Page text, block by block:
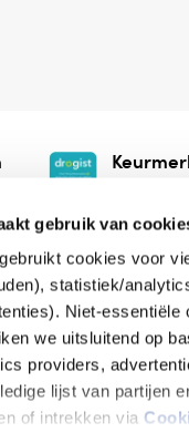
gebruik van
cookies voor
statistiek/
Niet-essentiële
we uitsluitend op
providers,
lijst van partijen
of intrekken via
online.